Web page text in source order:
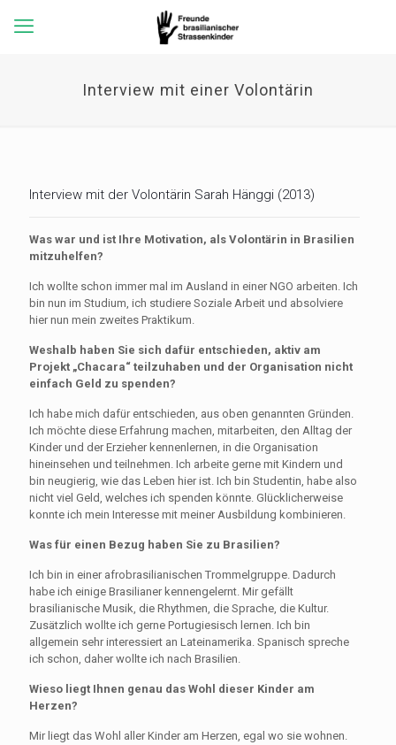
Interview mit einer Volontärin
Interview mit der Volontärin Sarah Hänggi (2013)
Was war und ist Ihre Motivation, als Volontärin in Brasilien
mitzuhelfen?
Ich wollte schon immer mal im Ausland in einer NGO arbeiten. Ich
bin nun im Studium, ich studiere Soziale Arbeit und absolviere
hier nun mein zweites Praktikum.
Weshalb haben Sie sich dafür entschieden, aktiv am
Projekt „Chacara“ teilzuhaben und der Organisation nicht
einfach Geld zu spenden?
Ich habe mich dafür entschieden, aus oben genannten Gründen.
Ich möchte diese Erfahrung machen, mitarbeiten, den Alltag der
Kinder und der Erzieher kennenlernen, in die Organisation
hineinsehen und teilnehmen. Ich arbeite gerne mit Kindern und
bin neugierig, wie das Leben hier ist. Ich bin Studentin, habe also
nicht viel Geld, welches ich spenden könnte. Glücklicherweise
konnte ich mein Interesse mit meiner Ausbildung kombinieren.
Was für einen Bezug haben Sie zu Brasilien?
Ich bin in einer afrobrasilianischen Trommelgruppe. Dadurch
habe ich einige Brasilianer kennengelernt. Mir gefällt
brasilianische Musik, die Rhythmen, die Sprache, die Kultur.
Zusätzlich wollte ich gerne Portugiesisch lernen. Ich bin
allgemein sehr interessiert an Lateinamerika. Spanisch spreche
ich schon, daher wollte ich nach Brasilien.
Wieso liegt Ihnen genau das Wohl dieser Kinder am
Herzen?
Mir liegt das Wohl aller Kinder am Herzen, egal wo sie wohnen.